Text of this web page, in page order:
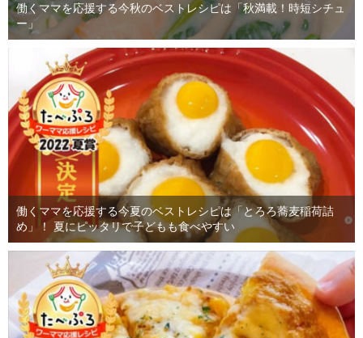
働くママを応援する今秋のベストレシピは「秋満載！時短シチュ
ー」
働くママを応援する今夏のベストレシピは「とろろ蕎麦稲荷詰
め」！ 夏にピッタリで子どもも食べやすい